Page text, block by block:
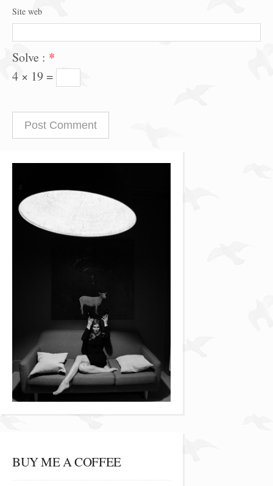
Site web
Solve : *
4 × 19 =
BUY ME A COFFEE